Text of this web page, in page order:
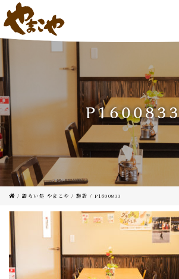
P1600833
/ 語らい処 やまこや / 施設 / P1600833